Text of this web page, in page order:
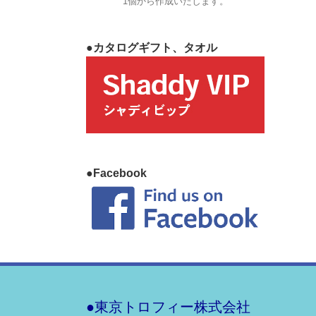
●カタログギフト、タオル
●Facebook
●東京トロフィー株式会社